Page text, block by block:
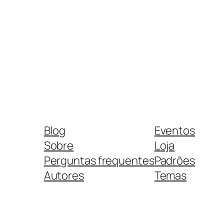
Blog
Sobre
Perguntas frequentes
Autores
Eventos
Loja
Padrões
Temas